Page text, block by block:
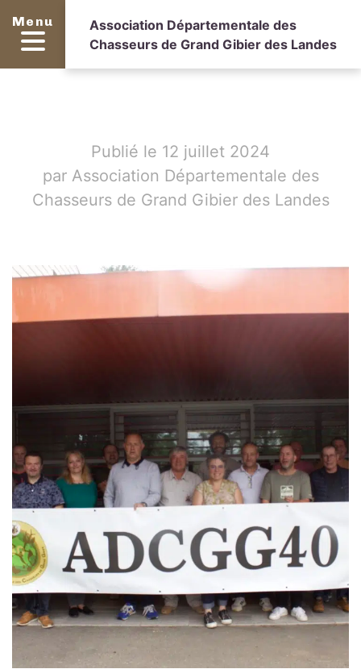
Menu
Association Départementale des
Chasseurs de Grand Gibier des Landes
Publié le 12 juillet 2024
par Association Départementale des
Chasseurs de Grand Gibier des Landes